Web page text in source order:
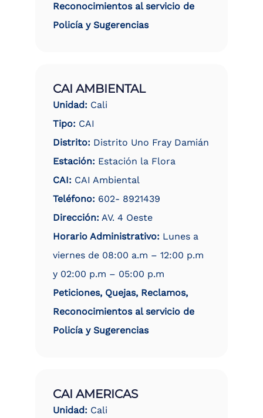
Reconocimientos al servicio de
Policía y Sugerencias
CAI AMBIENTAL
Unidad: Cali
Tipo: CAI
Distrito: Distrito Uno Fray Damián
Estación: Estación la Flora
CAI: CAI Ambiental
Teléfono: 602- 8921439
Dirección: AV. 4 Oeste
Horario Administrativo: Lunes a
viernes de 08:00 a.m – 12:00 p.m
y 02:00 p.m – 05:00 p.m
Peticiones, Quejas, Reclamos,
Reconocimientos al servicio de
Policía y Sugerencias
CAI AMERICAS
Unidad: Cali